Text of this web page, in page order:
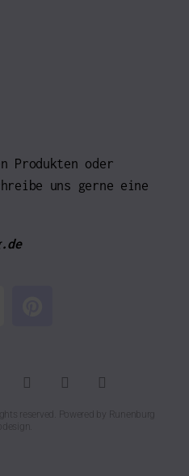
Produkten oder
uns gerne eine
reserved. Powered by
Runenburg